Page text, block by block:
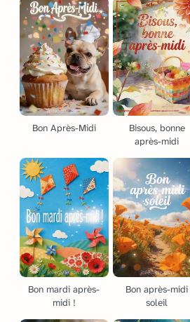
Bon Après-Midi
Bisous, bonne
après-midi
Bon mardi après-
midi !
Bon après-midi
soleil